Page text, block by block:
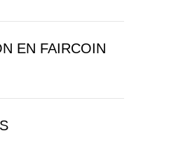
EN FAIRCOIN